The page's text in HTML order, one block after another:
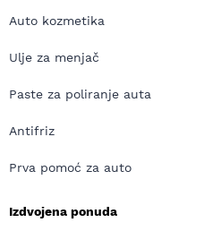
Auto kozmetika
Ulje za menjač
Paste za poliranje auta
Antifriz
Prva pomoć za auto
Izdvojena ponuda